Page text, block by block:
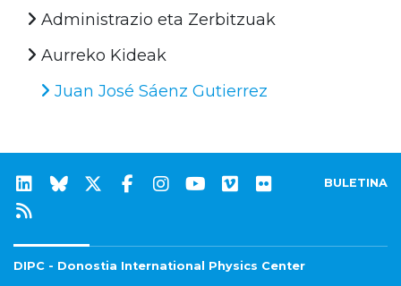
Administrazio eta Zerbitzuak
Aurreko Kideak
Juan José Sáenz Gutierrez
BULETINA
DIPC - Donostia International Physics Center